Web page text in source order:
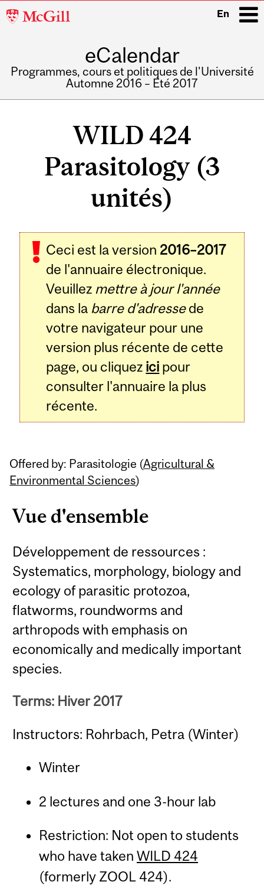
McGill
En
eCalendar
Programmes, cours et politiques de l'Université
Automne 2016 – Été 2017
WILD 424
Parasitology (3
unités)
Ceci est la version 2016–2017
de l'annuaire électronique.
Veuillez mettre à jour l'année
dans la barre d'adressede
votre navigateur pour une
version plus récente de cette
page, ou cliquez ici pour
consulter l'annuaire la plus
récente.
Offered by: Parasitologie (Agricultural &
Environmental Sciences)
Vue d'ensemble
Développement de ressources :
Systematics, morphology, biology and
ecology of parasitic protozoa,
flatworms, roundworms and
arthropods with emphasis on
economically and medically important
species.
Terms: Hiver 2017
Instructors: Rohrbach, Petra (Winter)
Winter
2 lectures and one 3-hour lab
Restriction: Not open to students
who have taken WILD 424
(formerly ZOOL 424).